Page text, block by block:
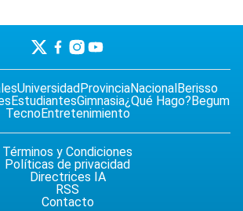
UniversidadProvinciaNacionalBerisso
EstudiantesGimnasia¿Qué Hago?Begum
TecnoEntretenimiento
Términos y Condiciones
Políticas de privacidad
Directrices IA
RSS
Contacto